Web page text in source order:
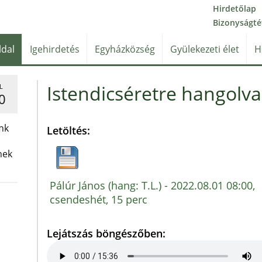
Hirdetőlap
Igehirdetés Egyházközség Gyülekezeti élet
Istendicséretre
Letöltés:
Pálúr János (hang: T.L.) - 2022.08.01 08:00,
csendeshét, 15 perc
Lejátszás böngészőben: